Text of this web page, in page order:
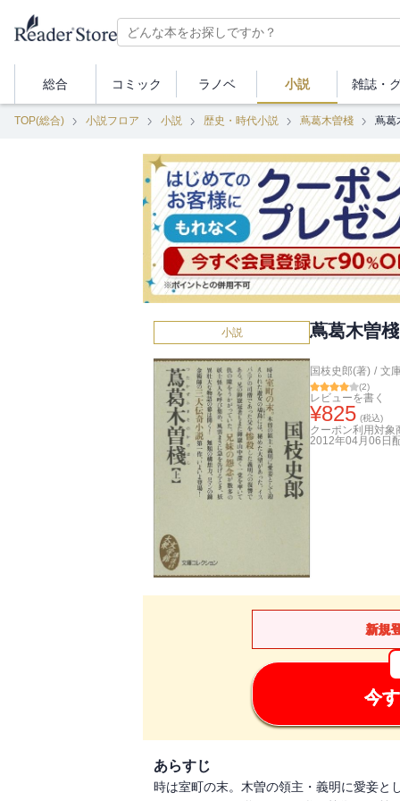
総合 コミック ラノベ 小説 雑誌・
TOP(総合) 小説フロア 小説 歴史・時代小説 蔦葛木曽棧 蔦葛
小説 蔦葛木曽
国枝史郎(著) / 文
(2)
レビューを書く
¥825 (税込)
クーポン利用対象
2012年04月06日
新規
今
あらすじ
時は室町の末。木曽の領主・義明に愛妾と